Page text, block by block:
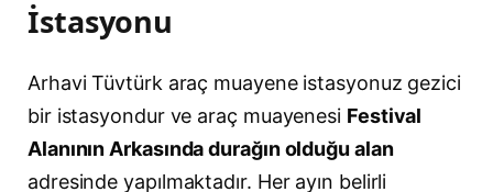
İstasyonu
Arhavi Tüvtürk araç muayene istasyonuz gezici
bir istasyondur ve araç muayenesi Festival
Alanının Arkasında durağın olduğu alan
adresinde yapılmaktadır. Her ayın belirli